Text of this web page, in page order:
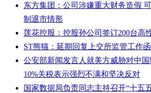
东方集团：公司涉嫌重大财务造假
制退市情形
莲花控股：控股孙公司签订200台高
ST熊猫：延期回复上交所监管工作函
公安部新闻发言人就美方威胁对中
10%关税表示强烈不满和坚决反对
国家数据局负责同志主持召开“十五